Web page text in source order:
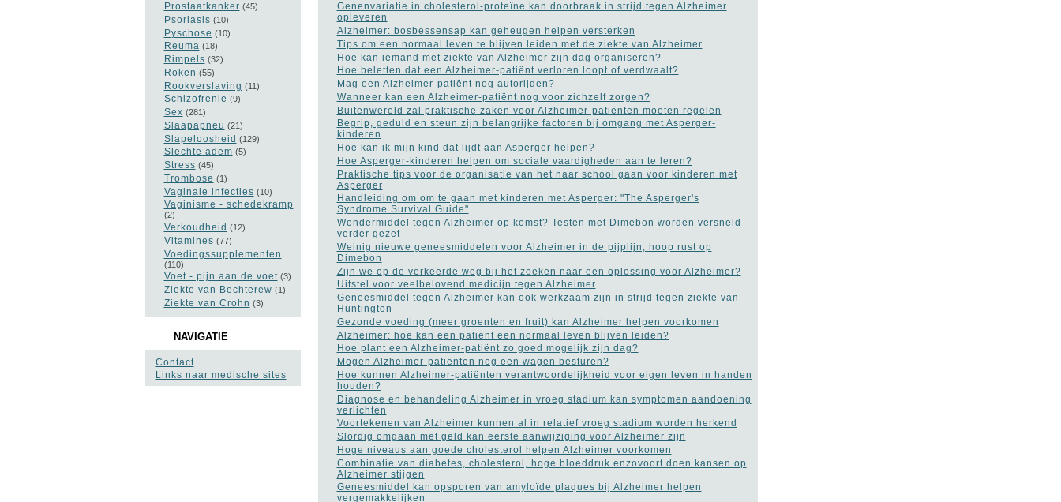
Prostaatkanker (45)
Psoriasis (10)
Pyschose (10)
Reuma (18)
Rimpels (32)
Roken (55)
Rookverslaving (11)
Schizofrenie (9)
Sex (281)
Slaapapneu (21)
Slapeloosheid (129)
Slechte adem (5)
Stress (45)
Trombose (1)
Vaginale infecties (10)
Vaginisme - schedekramp
(2)
Verkoudheid (12)
Vitamines (77)
Voedingssupplementen
(110)
Voet - pijn aan de voet (3)
Ziekte van Bechterew (1)
Ziekte van Crohn (3)
NAVIGATIE
Contact
Links naar medische sites
Genenvariatie in cholesterol-proteïne kan doorbraak in strijd tegen Alzheimer
opleveren
Alzheimer: bosbessensap kan geheugen helpen versterken
Tips om een normaal leven te blijven leiden met de ziekte van Alzheimer
Hoe kan iemand met ziekte van Alzheimer zijn dag organiseren?
Hoe beletten dat een Alzheimer-patiënt verloren loopt of verdwaalt?
Mag een Alzheimer-patiënt nog autorijden?
Wanneer kan een Alzheimer-patiënt nog voor zichzelf zorgen?
Buitenwereld zal praktische zaken voor Alzheimer-patiënten moeten regelen
Begrip, geduld en steun zijn belangrijke factoren bij omgang met Asperger-
kinderen
Hoe kan ik mijn kind dat lijdt aan Asperger helpen?
Hoe Asperger-kinderen helpen om sociale vaardigheden aan te leren?
Praktische tips voor de organisatie van het naar school gaan voor kinderen met
Asperger
Handleiding om om te gaan met kinderen met Asperger: "The Asperger's
Syndrome Survival Guide"
Wondermiddel tegen Alzheimer op komst? Testen met Dimebon worden versneld
verder gezet
Weinig nieuwe geneesmiddelen voor Alzheimer in de pijplijn, hoop rust op
Dimebon
Zijn we op de verkeerde weg bij het zoeken naar een oplossing voor Alzheimer?
Uitstel voor veelbelovend medicijn tegen Alzheimer
Geneesmiddel tegen Alzheimer kan ook werkzaam zijn in strijd tegen ziekte van
Huntington
Gezonde voeding (meer groenten en fruit) kan Alzheimer helpen voorkomen
Alzheimer: hoe kan een patiënt een normaal leven blijven leiden?
Hoe plant een Alzheimer-patiënt zo goed mogelijk zijn dag?
Mogen Alzheimer-patiënten nog een wagen besturen?
Hoe kunnen Alzheimer-patiënten verantwoordelijkheid voor eigen leven in handen
houden?
Diagnose en behandeling Alzheimer in vroeg stadium kan symptomen aandoening
verlichten
Voortekenen van Alzheimer kunnen al in relatief vroeg stadium worden herkend
Slordig omgaan met geld kan eerste aanwijziging voor Alzheimer zijn
Hoge niveaus aan goede cholesterol helpen Alzheimer voorkomen
Combinatie van diabetes, cholesterol, hoge bloeddruk enzovoort doen kansen op
Alzheimer stijgen
Geneesmiddel kan opsporen van amyloïde plaques bij Alzheimer helpen
vergemakkelijken